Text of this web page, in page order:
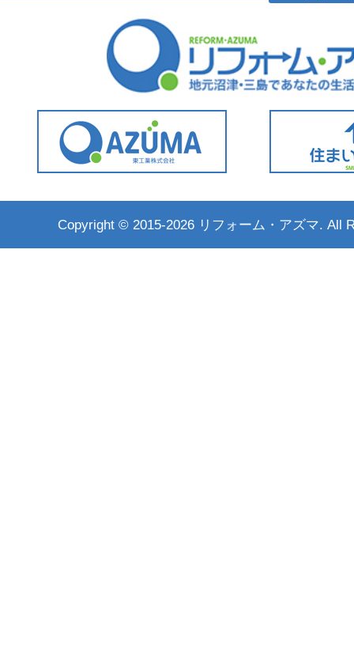
Copyright © 2015-2026 リフォーム・アズマ. All